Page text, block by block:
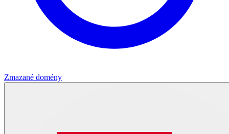
Zmazané domény